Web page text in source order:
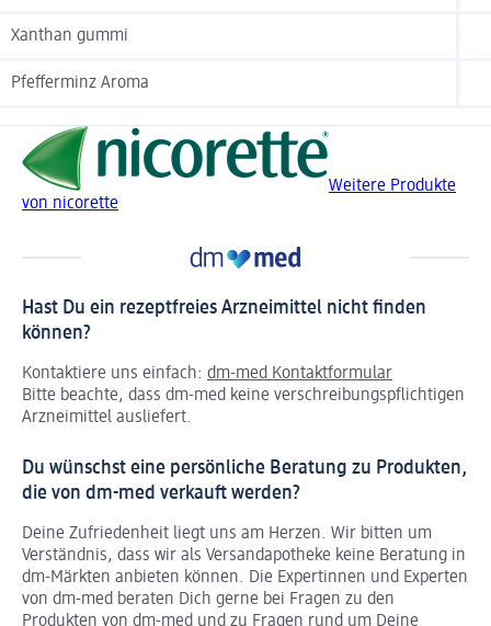
Xanthan gummi
Pfefferminz Aroma
Weitere Produkte
von nicorette
Hast Du ein rezeptfreies Arzneimittel nicht finden
können?
Kontaktiere uns einfach: dm-med Kontaktformular
Bitte beachte, dass dm-med keine verschreibungspflichtigen
Arzneimittel ausliefert.
Du wünschst eine persönliche Beratung zu Produkten,
die von dm-med verkauft werden?
Deine Zufriedenheit liegt uns am Herzen. Wir bitten um
Verständnis, dass wir als Versandapotheke keine Beratung in
dm-Märkten anbieten können. Die Expertinnen und Experten
von dm-med beraten Dich gerne bei Fragen zu den
Produkten von dm-med und zu Fragen rund um Deine